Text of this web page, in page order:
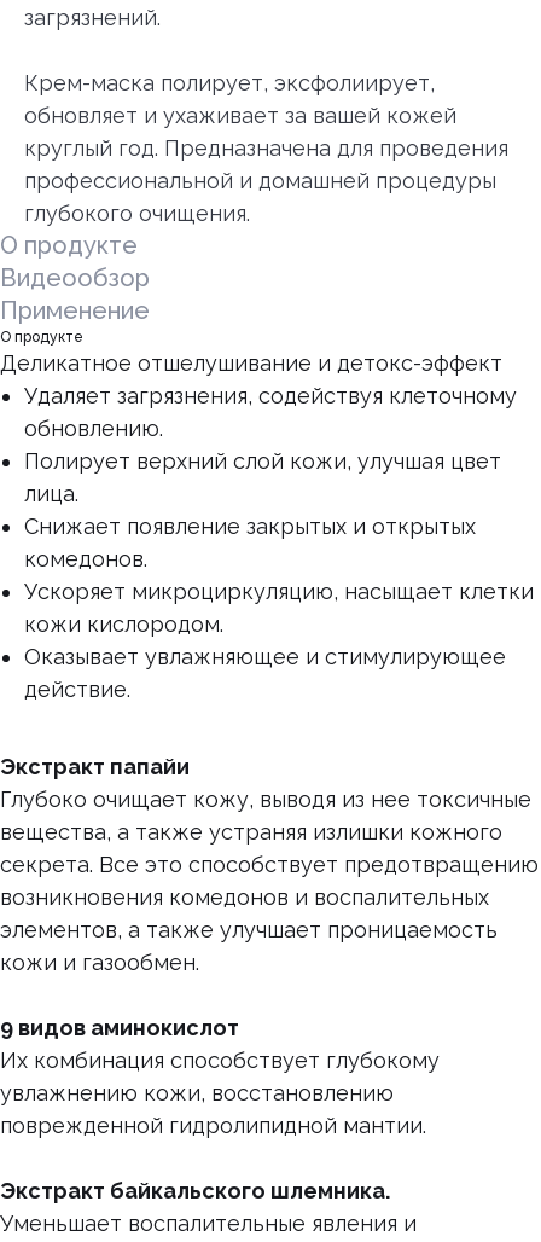
загрязнений.
Крем-маска полирует, эксфолиирует,
обновляет и ухаживает за вашей кожей
круглый год. Предназначена для проведения
профессиональной и домашней процедуры
глубокого очищения.
О продукте
Видеообзор
Применение
О продукте
Деликатное отшелушивание и детокс-эффект
Удаляет загрязнения, содействуя клеточному
обновлению.
Полирует верхний слой кожи, улучшая цвет
лица.
Снижает появление закрытых и открытых
комедонов.
Ускоряет микроциркуляцию, насыщает клетки
кожи кислородом.
Оказывает увлажняющее и стимулирующее
действие.
Экстракт папайи
Глубоко очищает кожу, выводя из нее токсичные
вещества, а также устраняя излишки кожного
секрета. Все это способствует предотвращению
возникновения комедонов и воспалительных
элементов, а также улучшает проницаемость
кожи и газообмен.
9 видов аминокислот
Их комбинация способствует глубокому
увлажнению кожи, восстановлению
поврежденной гидролипидной мантии.
Экстракт байкальского шлемника.
Уменьшает воспалительные явления и